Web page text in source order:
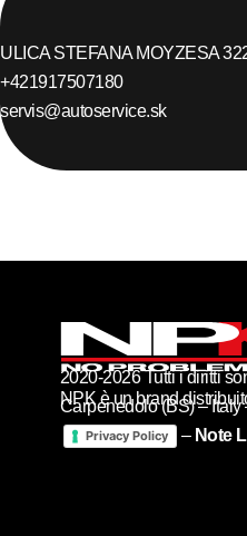
ULICA STEFANA MOYZESA
+421917507180
servis@autoservice.sk
NPK è un brand
2020-2026 Tutti i diritti
Carpenedolo (BS) – Italy
Privacy Policy – Note